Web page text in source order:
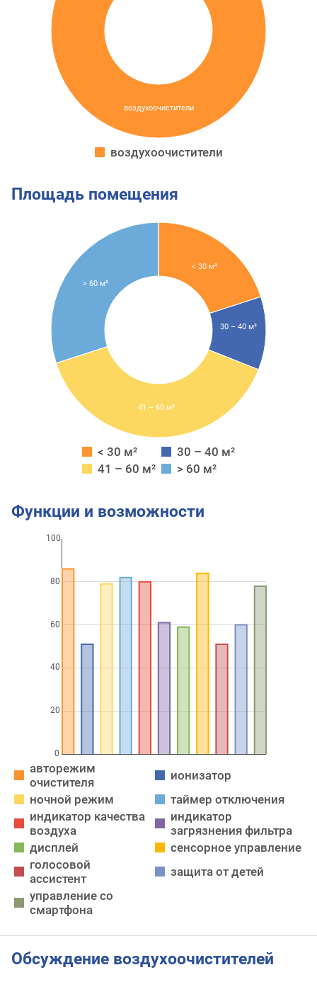
воздухоочистители
воздухоочистители
Площадь помещения
< 30 м²
30 – 40 м²
41 – 60 м²
> 60 м²
< 30 м²
30 – 40 м²
41 – 60 м²
> 60 м²
Функции и возможности
авторежим
очистителя
ионизатор
ночной режим
таймер отключения
индикатор качества
воздуха
индикатор
загрязнения фильтра
дисплей
сенсорное управление
голосовой
ассистент
защита от детей
управление со
смартфона
Обсуждение воздухоочистителей